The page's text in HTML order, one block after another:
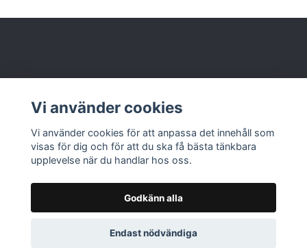
Läs mer
© 2026 Nolbox AB
Vi använder cookies
Vi använder cookies för att anpassa det innehåll som
visas för dig och för att du ska få bästa tänkbara
upplevelse när du handlar hos oss.
Godkänn alla
Endast nödvändiga